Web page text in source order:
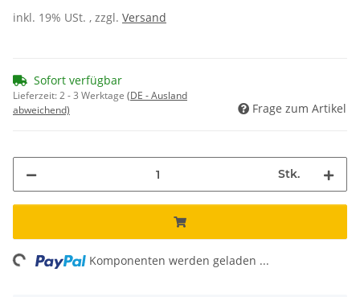
inkl. 19% USt. , zzgl. Versand
Sofort verfügbar
Lieferzeit:2 - 3 Werktage (DE - Ausland
abweichend)
Frage zum Artikel
Stk.
Komponenten werden geladen ...